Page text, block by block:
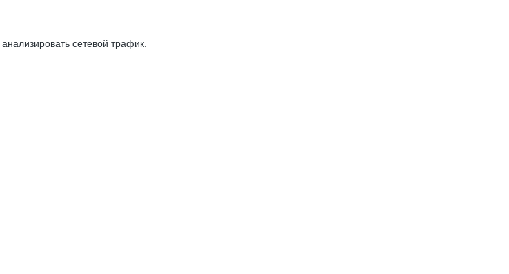
сетевой трафик.